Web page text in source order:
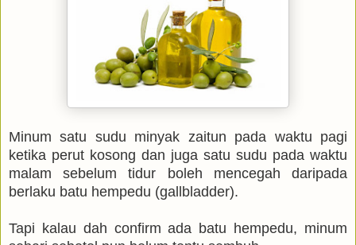
Minum satu sudu minyak zaitun pada waktu pagi
ketika perut kosong dan juga satu sudu pada waktu
malam sebelum tidur boleh mencegah daripada
berlaku batu hempedu (gallbladder).
Tapi kalau dah confirm ada batu hempedu, minum